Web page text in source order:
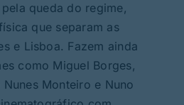
queda do regime,
que separam as
e Lisboa. Fazem ainda
como Miguel Borges,
Monteiro e Nuno